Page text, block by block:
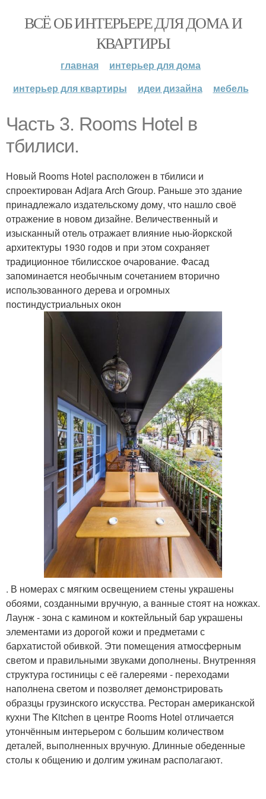
ВСЁ ОБ ИНТЕРЬЕРЕ ДЛЯ ДОМА И
КВАРТИРЫ
главная
интерьер для дома
интерьер для квартиры
идеи дизайна мебель
Часть 3. Rooms Hotel в
тбилиси.
Новый Rooms Hotel расположен в тбилиси и
спроектирован Adjara Arch Group. Раньше это здание
принадлежало издательскому дому, что нашло своё
отражение в новом дизайне. Величественный и
изысканный отель отражает влияние нью-йоркской
архитектуры 1930 годов и при этом сохраняет
традиционное тбилисское очарование. Фасад
запоминается необычным сочетанием вторично
использованного дерева и огромных
постиндустриальных окон
. В номерах с мягким освещением стены украшены
обоями, созданными вручную, а ванные стоят на ножках.
Лаунж - зона с камином и коктейльный бар украшены
элементами из дорогой кожи и предметами с
бархатистой обивкой. Эти помещения атмосферным
светом и правильными звуками дополнены. Внутренняя
структура гостиницы с её галереями - переходами
наполнена светом и позволяет демонстрировать
образцы грузинского искусства. Ресторан американской
кухни The Kitchen в центре Rooms Hotel отличается
утончённым интерьером с большим количеством
деталей, выполненных вручную. Длинные обеденные
столы к общению и долгим ужинам располагают.